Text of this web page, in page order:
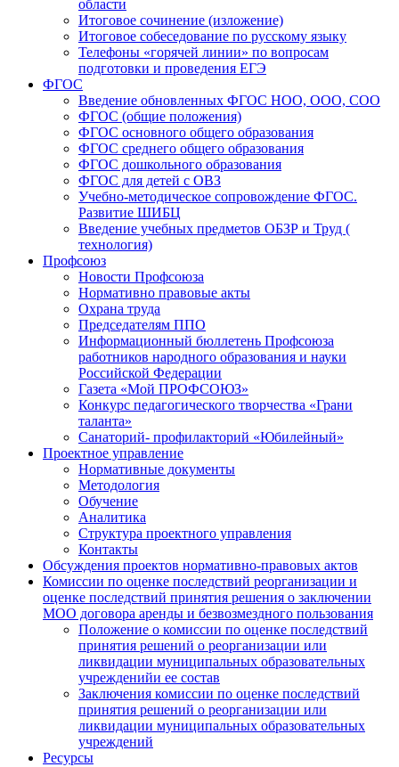
области
Итоговое сочинение (изложение)
Итоговое собеседование по русскому языку
Телефоны «горячей линии» по вопросам
подготовки и проведения ЕГЭ
ФГОС
Введение обновленных ФГОС НОО, ООО, СОО
ФГОС (общие положения)
ФГОС основного общего образования
ФГОС среднего общего образования
ФГОС дошкольного образования
ФГОС для детей с ОВЗ
Учебно-методическое сопровождение ФГОС.
Развитие ШИБЦ
Введение учебных предметов ОБЗР и Труд (
технология)
Профсоюз
Новости Профсоюза
Нормативно правовые акты
Охрана труда
Председателям ППО
Информационный бюллетень Профсоюза
работников народного образования и науки
Российской Федерации
Газета «Мой ПРОФСОЮЗ»
Конкурс педагогического творчества «Грани
таланта»
Санаторий- профилакторий «Юбилейный»
Проектное управление
Нормативные документы
Методология
Обучение
Аналитика
Структура проектного управления
Контакты
Обсуждения проектов нормативно-правовых актов
Комиссии по оценке последствий реорганизации и
оценке последствий принятия решения о заключении
МОО договора аренды и безвозмездного пользования
Положение о комиссии по оценке последствий
принятия решений о реорганизации или
ликвидации муниципальных образовательных
учрежденийи ее состав
Заключения комиссии по оценке последствий
принятия решений о реорганизации или
ликвидации муниципальных образовательных
учреждений
Ресурсы